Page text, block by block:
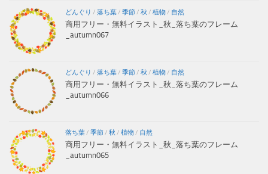
どんぐり / 落ち葉/ 季節/ 秋 / 植物/ 自然
商用フリー・無料イラスト_秋_落ち葉のフレーム
_autumn067
どんぐり / 落ち葉/ 季節/ 秋 / 植物/ 自然
商用フリー・無料イラスト_秋_落ち葉のフレーム
_autumn066
落ち葉/ 季節/ 秋 / 植物/ 自然
商用フリー・無料イラスト_秋_落ち葉のフレーム
_autumn065